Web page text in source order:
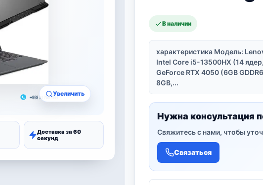
Увеличить
Доставка за 60
секунд
В наличии
характеристика Модель:
Intel Core i5-13500HX (14
GeForce RTX 4050 (6GB
8GB,...
Нужна консультация
Свяжитесь с нами, чтобы
Связаться